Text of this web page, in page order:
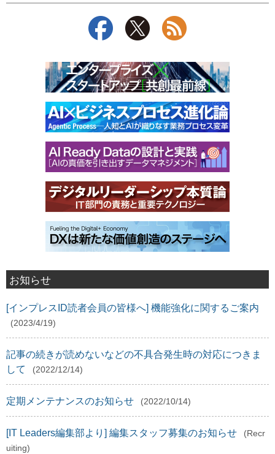
お知らせ
[インプレスID読者会員の皆様へ] 機能強化に関するご案内
(2023/4/19)
記事の続きが読めないなどの不具合発生時の対応につきま
して
(2022/12/14)
定期メンテナンスのお知らせ (2022/10/14)
[IT Leaders編集部より] 編集スタッフ募集のお知らせ
(Recr
uiting)